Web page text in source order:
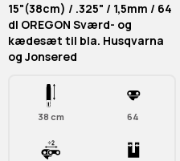
15"(38cm) / .325" / 1,5mm / 64
dl OREGON Sværd- og
kædesæt til bla. Husqvarna
og Jonsered
38 cm 64